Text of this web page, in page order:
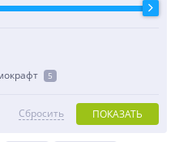
5
ПОКАЗАТЬ
Сбросить